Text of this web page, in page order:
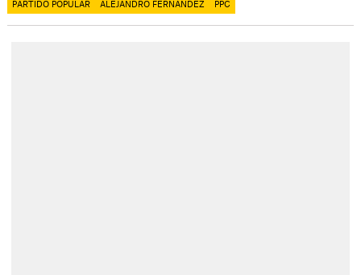
PARTIDO POPULAR ALEJANDRO FERNÁNDEZ PPC